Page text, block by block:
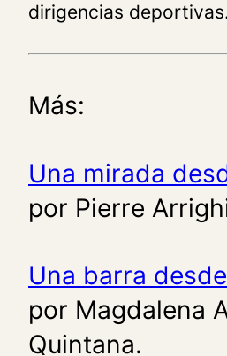
dirigencias
Más:
Una mirada
por Pierre
Una barra
por Magdalena
Quintana.